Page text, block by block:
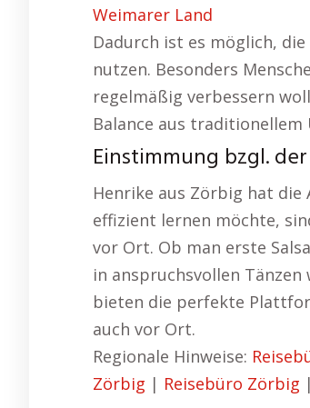
Weimarer Land
Dadurch ist es möglich,
nutzen. Besonders
regelmäßig verbessern
Balance aus
Einstimmung bzgl.
Henrike aus Zörbig hat die
effizient lernen möchte,
vor Ort. Ob man erste
in anspruchsvollen
bieten die perfekte
auch vor Ort.
Regionale Hinweise:
Zörbig | Reisebüro Zörbig |